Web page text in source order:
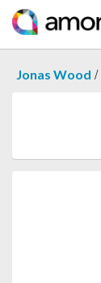
Jonas Wood /